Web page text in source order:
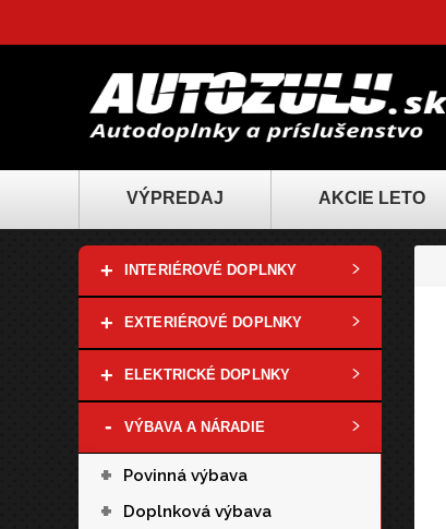
VÝPREDAJ AKCIE LETO
+ INTERIÉROVÉ DOPLNKY
+ EXTERIÉROVÉ DOPLNKY
+ ELEKTRICKÉ DOPLNKY
- VÝBAVA A NÁRADIE
+ Povinná výbava
+ Doplnková výbava